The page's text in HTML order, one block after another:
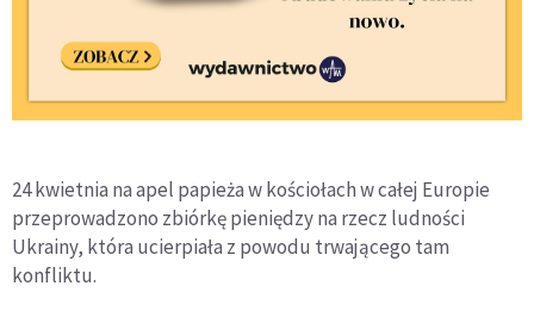
24 kwietnia na apel papieża w kościołach w całej Europie
przeprowadzono zbiórkę pieniędzy na rzecz ludności
Ukrainy, która ucierpiała z powodu trwającego tam
konfliktu.